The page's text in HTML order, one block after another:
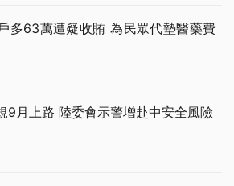
多63萬遭疑收賄 為民眾代墊醫藥費
9月上路 陸委會示警增赴中安全風險